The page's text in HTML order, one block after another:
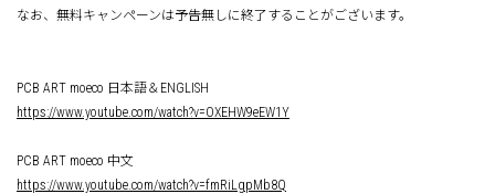
なお、無料キャンペーンは予告無しに終了することがございます。
PCB ART moeco 日本語＆ENGLISH
https://www.youtube.com/watch?v=OXEHW9eEW1Y
PCB ART moeco 中文
https://www.youtube.com/watch?v=fmRiLgpMb8Q